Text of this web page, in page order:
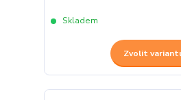
Skladem
Zvolit